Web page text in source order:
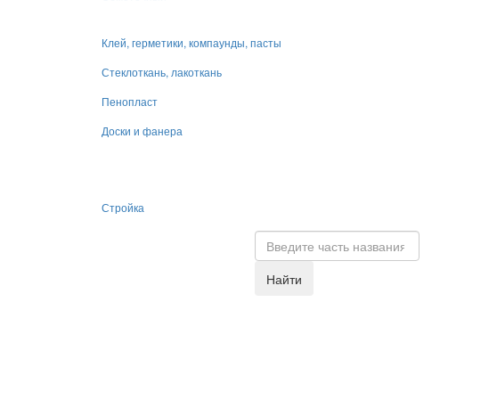
Клей, герметики, компаунды, пасты
Стеклоткань, лакоткань
Пенопласт
Доски и фанера
Стройка
Найти